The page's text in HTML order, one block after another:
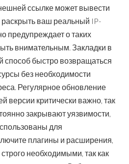
ссылке может вывести
раскрыть ваш реальный IP-
предупреждает о таких
внимательным. Закладки в
способ быстро возвращаться
без необходимости
Регулярное обновление
версии критически важно, так
закрывают уязвимости,
для
плагины и расширения,
необходимыми, так как